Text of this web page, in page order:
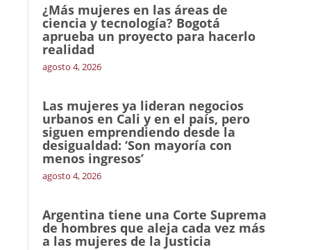
¿Más mujeres en las áreas de
ciencia y tecnología? Bogotá
aprueba un proyecto para hacerlo
realidad
agosto 4, 2026
Las mujeres ya lideran negocios
urbanos en Cali y en el país, pero
siguen emprendiendo desde la
desigualdad: ‘Son mayoría con
menos ingresos’
agosto 4, 2026
Argentina tiene una Corte Suprema
de hombres que aleja cada vez más
a las mujeres de la Justicia